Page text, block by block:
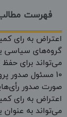
فهرست
گروه‌های سیاسی
می‌تواند برای
10 مسئول صدور
صورت صدور
می‌تواند به